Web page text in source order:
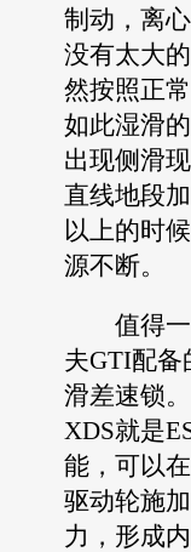
制动，离
没有太大
然按照正
如此湿滑
出现侧滑
直线地段
以上的时
源不断。
值得一
夫GTI配备
滑差速锁
XDS就是
能，可以
驱动轮施
力，形成